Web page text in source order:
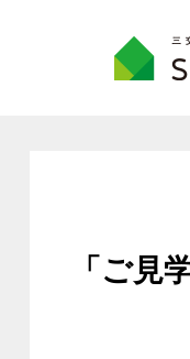
「ご見